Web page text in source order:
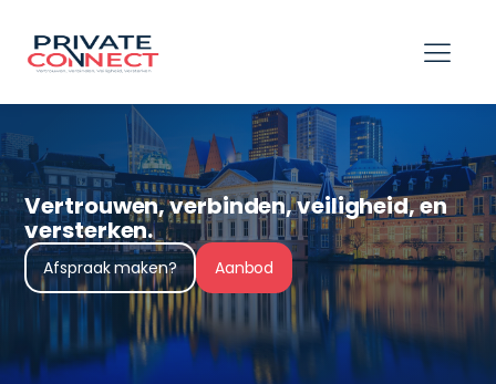
Vertrouwen, verbinden, veiligheid, en
versterken.
Afspraak maken? Aanbod